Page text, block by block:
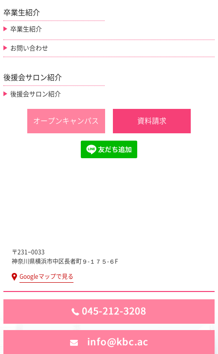
卒業生紹介
卒業生紹介
お問い合わせ
後援会サロン紹介
後援会サロン紹介
オープンキャンパス 資料請求
〒231−0033
神奈川県横浜市中区長者町９-１７５-６F
Googleマップで見る